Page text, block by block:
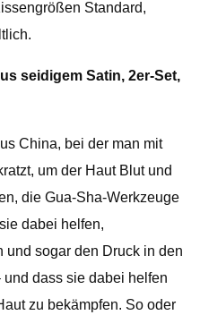
Standard,
seidigem Satin, 2er-Set,
China, bei der man mit
um der Haut Blut und
die Gua-Sha-Werkzeuge
dabei helfen,
sogar den Druck in den
dass sie dabei helfen
zu bekämpfen. So oder